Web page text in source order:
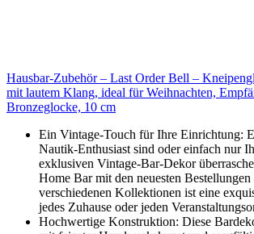
Hausbar-Zubehör – Last Order Bell –
mit lautem Klang, ideal für Weihnachten,
Bronzeglocke, 10 cm
Ein Vintage-Touch für Ihre Einrichtung:
Nautik-Enthusiast sind oder einfach nur
exklusiven Vintage-Bar-Dekor
Home Bar mit den neuesten Bestellungen
verschiedenen Kollektionen ist eine
jedes Zuhause oder jeden
Hochwertige Konstruktion: Diese